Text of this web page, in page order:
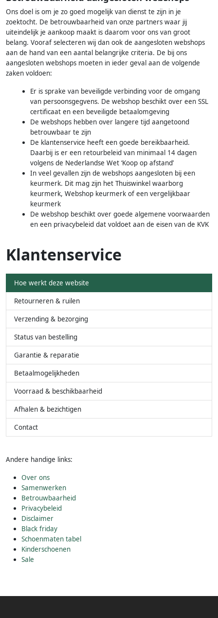
Klantenservice
Hoe werkt deze website
Retourneren & ruilen
Verzending & bezorging
Status van bestelling
Garantie & reparatie
Betaalmogelijkheden
Voorraad & beschikbaarheid
Afhalen & bezichtigen
Contact
Andere handige links:
Over ons
Samenwerken
Betrouwbaarheid
Privacybeleid
Disclaimer
Black friday
Schoenmaten tabel
Kinderschoenen
Sale
Ons doel is om je zo goed mogelijk van dienst te zijn in je
zoektocht. De betrouwbaarheid van onze partners waar jij
uiteindelijk je aankoop maakt is daarom voor ons van groot
belang. Vooraf selecteren wij dan ook de aangesloten webshops
aan de hand van een aantal belangrijke criteria. De bij ons
aangesloten webshops moeten in ieder geval aan de volgende
zaken voldoen:
Er is sprake van beveiligde verbinding voor de omgang
van persoonsgegvens. De webshop beschikt over een SSL
certificaat en een beveiligde betaalomgeving
De webshops hebben over langere tijd aangetoond
betrouwbaar te zijn
De klantenservice heeft een goede bereikbaarheid.
Daarbij is er een retourbeleid van minimaal 14 dagen
volgens de Nederlandse Wet ‘Koop op afstand’
In veel gevallen zijn de webshops aangesloten bij een
keurmerk. Dit mag zijn het Thuiswinkel waarborg
keurmerk, Webshop keurmerk of een vergelijkbaar
keurmerk
De webshop beschikt over goede algemene voorwaarden
en een privacybeleid dat voldoet aan de eisen van de KVK